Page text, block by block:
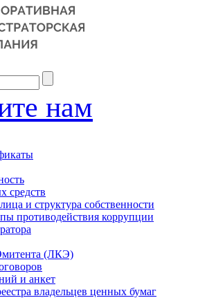
нам
средств
и структура собственности
противодействия коррупции
(ЛКЭ)
и анкет
владельцев ценных бумаг